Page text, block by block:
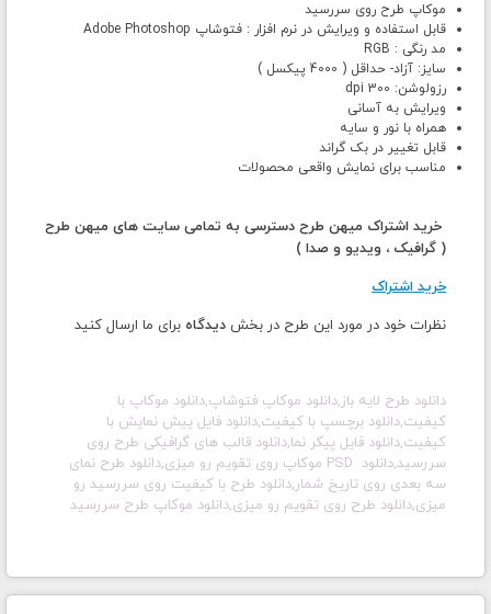
موکاپ طرح روی سررسید
قابل استفاده و ویرایش در نرم افزار : فتوشاپ Adobe Photoshop
مد رنگی : RGB
سایز: آزاد- حداقل ( 4000 پیکسل )
رزولوشن: 300 dpi
ویرایش به آسانی
همراه با نور و سایه
قابل تغییر در بک گراند
مناسب برای نمایش واقعی محصولات
خرید اشتراک میهن طرح دسترسی به تمامی سایت های میهن طرح
( گرافیک ، ویدیو و صدا )
خرید اشتراک
نظرات خود در مورد این طرح در بخش دیدگاه برای ما ارسال کنید
دانلود طرح لایه باز,دانلود موکاپ فتوشاپ,دانلود موکاپ با
کیفیت,دانلود برچسپ با کیفیت,دانلود فایل پیش نمایش با
کیفیت,دانلود فایل پیکر نما,دانلود قالب های گرافیکی طرح روی
سررسید,دانلود PSD موکاپ روی تقویم رو میزی,دانلود طرح نمای
سه بعدی روی تاریخ شمار,دانلود طرح با کیفیت روی سررسید رو
میزی,دانلود طرح روی تقویم رو میزی,دانلود موکاپ طرح سررسید